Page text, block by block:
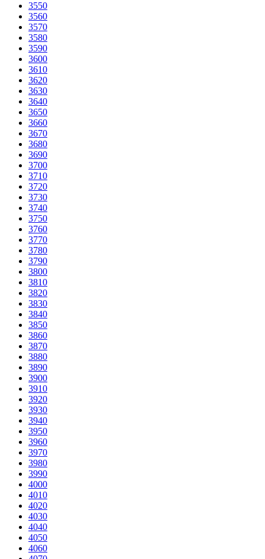
3550
3560
3570
3580
3590
3600
3610
3620
3630
3640
3650
3660
3670
3680
3690
3700
3710
3720
3730
3740
3750
3760
3770
3780
3790
3800
3810
3820
3830
3840
3850
3860
3870
3880
3890
3900
3910
3920
3930
3940
3950
3960
3970
3980
3990
4000
4010
4020
4030
4040
4050
4060